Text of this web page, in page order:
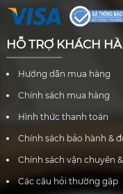
HỖ TRỢ KHÁCH
Hướng dẫn mua hàng
Chính sách mua hàng
Hình thức thanh toán
Chính sách bảo hành &
Chính sách vận chuyển
Các câu hỏi thường gặp